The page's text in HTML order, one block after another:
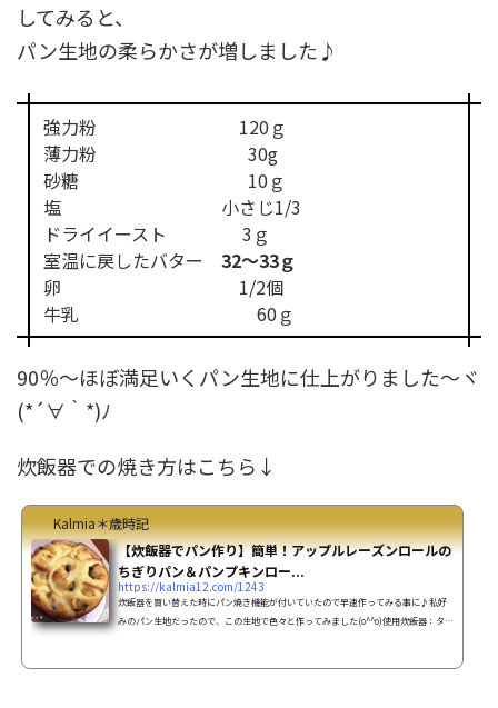
してみると、
パン生地の柔らかさが増しました♪
強力粉 120ｇ
薄力粉 30g
砂糖 10ｇ
塩 小さじ1/3
ドライイースト 3ｇ
室温に戻したバター 32～33ｇ
卵 1/2個
牛乳 60ｇ
90％～ほぼ満足いくパン生地に仕上がりました～ヾ
(*´∀｀*)ﾉ
炊飯器での焼き方はこちら↓
Kalmia＊歳時記
【炊飯器でパン作り】簡単！アップルレーズンロールの
ちぎりパン＆パンプキンロー...
https://kalmia12.com/1243
炊飯器を買い替えた時にパン焼き機能が付いていたので早速作ってみる事に♪私好
みのパン生地だったので、この生地で色々と作ってみました(o^^o)使用炊飯器：タイ